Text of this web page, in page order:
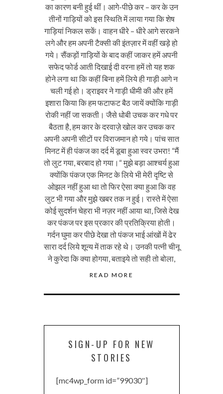
का कारण बनी हुई थीं। आगे-पीछे कर – कर के उन
तीनों गाड़ियों को इस स्थिति में लाया गया कि शेष
गाड़ियां निकल सकें। वाहन धीरे – धीरे आगे सरकने
लगे और हम अपनी टैक्सी की इंतज़ार में वहीं खड़े हो
गये। सैंकड़ों गाड़ियों के बाद कहीं जाकर हमें अपनी
सफेद फोर्ड आती दिखाई दी वरना हमें तो यह शक
होने लगा था कि कहीं बिना हमें लिये ही गाड़ी आगे न
चली गई हो। ड्राइवर ने गाड़ी धीमी की और हमें
इशारा किया कि हम फटाफट बैठ जायें क्योंकि गाड़ी
रोकी नहीं जा सकती। जैसे धोबी उचक कर गधे पर
बैठता है, हम कार के दरवाज़े खोल कर उचक कर
अपनी अपनी सीटों पर विराजमान हो गये। पांच सात
मिनट में ही पंकज का दर्द में डूबा हुआ स्वर उभरा! “मैं
तो लुट गया, बरबाद हो गया।“ मुझे बड़ा आश्चर्य हुआ
क्योंकि पंकज एक मिनट के लिये भी मेरी दृष्टि से
ओझल नहीं हुआ था तो फिर ऐसा क्या हुआ कि वह
लुट भी गया और मुझे खबर तक न हुई। रास्ते में ऐसा
कोई सुदर्शन चेहरा भी नज़र नहीं आया था, जिसे देख
कर पंकज पर इस प्रकार की प्रतिक्रिया होती।
गर्दन घुमा कर पीछे देखा तो पंकज भाई आंखों में ढेर
सारा दर्द लिये शून्य में ताक रहे थे। उनकी पत्नी चीनू
ने कुरेदा कि क्या होगया, बताइये तो सही तो बोला,
READ MORE
SIGN-UP FOR NEW
STORIES
[mc4wp_form id=”99030″]